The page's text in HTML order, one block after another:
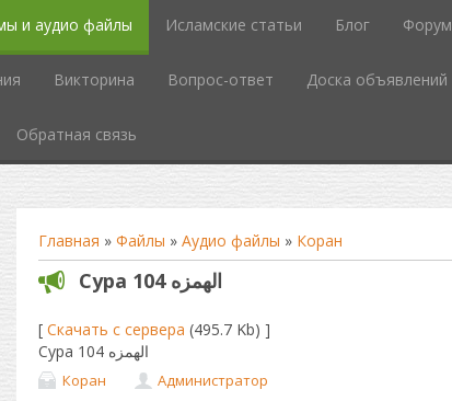
и аудио файлы Исламские статьи Блог Форум
Викторина Вопрос-ответ Доска объявлений
Обратная связь
Главная » Файлы » Аудио файлы » Коран
Сура 104 الهمزه
[ Скачать с сервера (495.7 Kb) ]
Сура 104 الهمزه
Коран
Администратор